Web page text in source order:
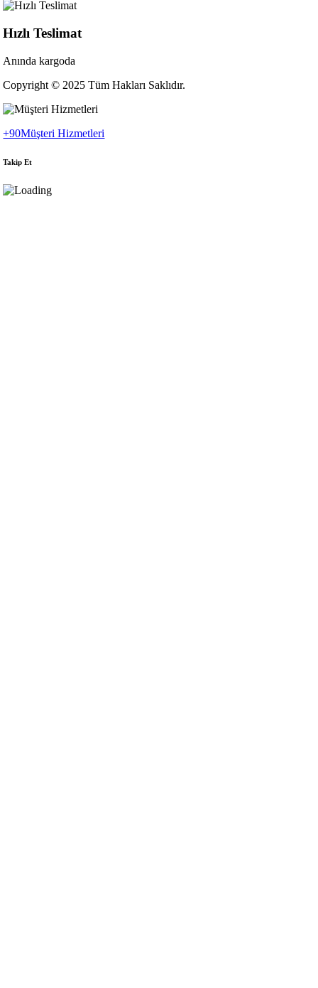
Hızlı Teslimat
Anında kargoda
Copyright © 2025 Tüm Hakları Saklıdır.
+90Müşteri Hizmetleri
Takip Et